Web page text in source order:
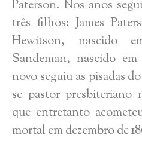
Paterson. Nos anos
três filhos: James
Hewitson, nascido
Sandeman, nascido
novo seguiu as pisadas
se pastor presbiteriano
que entretanto
mortal em dezembro de